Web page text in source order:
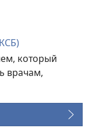
который
врачам,